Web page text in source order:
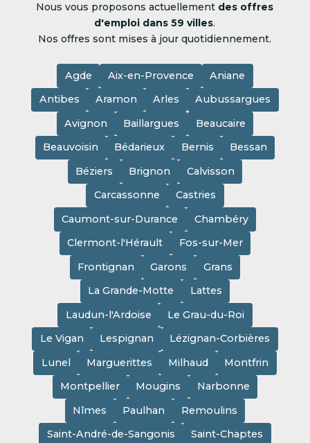
Nous vous proposons actuellement des offres
d'emploi dans 59 villes.
Nos offres sont mises à jour quotidiennement.
Agde Aix-en-Provence
Aniane
Antibes
Aramon Arles
Aubussargues
Avignon
Baillargues
Beaucaire
Beauvoisin
Bédarieux Bernis
Bessan
Béziers
Brignon
Calvisson
Carcassonne
Castries
Caumont-sur-Durance
Chambéry
Clermont-l'Hérault
Fos-sur-Mer
Frontignan
Garons
Grans
La Grande-Motte
Lattes
Laudun-l'Ardoise
Le Grau-du-Roi
Le Vigan
Lespignan
Lézignan-Corbières
Lunel
Marguerittes Milhaud
Montfrin
Montpellier
Mougins
Narbonne
Nîmes
Paulhan
Remoulins
Saint-André-de-Sangonis
Saint-Chaptes